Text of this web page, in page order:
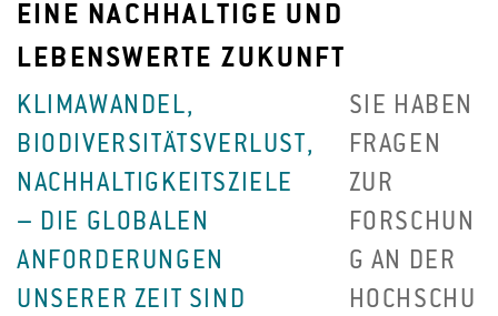
EINE NACHHALTIGE UND
LEBENSWERTE ZUKUNFT
KLIMAWANDEL,
BIODIVERSITÄTSVERLUST,
NACHHALTIGKEITSZIELE
– DIE GLOBALEN
ANFORDERUNGEN
UNSERER ZEIT SIND
SIE HABEN
FRAGEN
ZUR
FORSCHUN
G AN DER
HOCHSCHU